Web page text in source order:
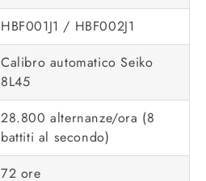
HBF001J1 / HBF002J1
Calibro automatico Seiko
8L45
28.800 alternanze/ora (8
battiti al secondo)
72 ore